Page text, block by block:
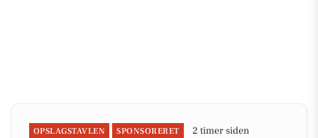
OPSLAGSTAVLEN SPONSORERET 2 timer siden